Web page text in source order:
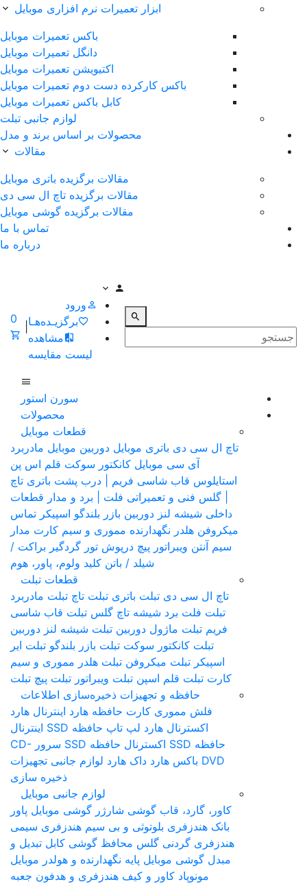
ابزار تعمیرات نرم افزاری موبایل
باکس تعمیرات موبایل
دانگل تعمیرات موبایل
اکتیویشن تعمیرات موبایل
باکس کارکرده دست دوم تعمیرات موبایل
کابل باکس تعمیرات موبایل
لوازم جانبی تبلت
محصولات بر اساس برند و مدل
مقالات
مقالات برگزیده باتری موبایل
مقالات برگزیده تاچ ال سی دی
مقالات برگزیده گوشی موبایل
تماس با ما
درباره ما
ورود
برگزیـده‌هـا
مشاهده
لیست مقایسه
0
سورن استور
محصولات
قطعات موبایل
تاچ ال سی دی باتری موبایل دوربین موبایل مادربرد
آی سی موبایل کانکتور سوکت قلم اس پن
استایلوس قاب شاسی فریم | درب پشت باتری تاچ
| گلس فنی و تعمیراتی فلت | برد و مدار قطعات
داخلی شیشه لنز دوربین بازر بلندگو اسپیکر تماس
میکروفن هلدر نگهدارنده مموری و سیم کارت مدار
سیم آنتن ویبراتور پیچ درپوش تور گردگیر براکت /
شیلد / باتن کلید ولوم، پاور، هوم
قطعات تبلت
تاچ ال سی دی تبلت باتری تبلت تاچ تبلت مادربرد
تبلت فلت برد شیشه تاچ گلس تبلت قاب شاسی
فریم تبلت ماژول دوربین تبلت شیشه لنز دوربین
تبلت کانکتور سوکت تبلت بازر بلندگو تبلت ایر
اسپیکر تبلت میکروفن تبلت هلدر مموری و سیم
کارت تبلت قلم اس‎پن تبلت ویبراتور تبلت پیچ تبلت
حافظه و تجهیزات ذخیره‌سازی اطلاعات
فلش مموری کارت حافظه هارد اینترنال هارد
اکسترنال هارد لپ تاپ حافظه SSD اینترنال
حافظه SSD اکسترنال
حافظه SSD سرور
CD-
DVD باکس هارد داک هارد لوازم جانبی تجهیزات
ذخیره سازی
لوازم جانبی موبایل
کاور، گارد، قاب گوشی شارژر گوشی موبایل پاور
بانک هندزفری بلوتوثی و بی سیم هندزفری سیمی
هندزفری گردنی گلس محافظ گوشی کابل تبدیل و
مبدل گوشی موبایل پایه نگهدارنده و هولدر موبایل
مونوپاد کاور و کیف هندزفری و هدفون جعبه